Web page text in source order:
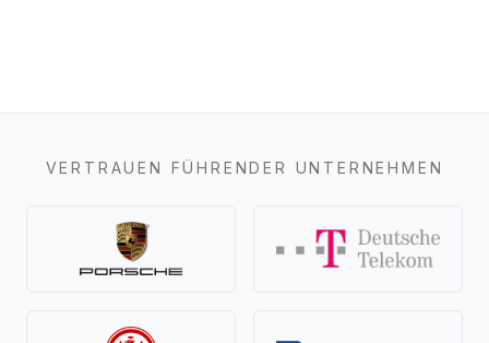
VERTRAUEN FÜHRENDER UNTERNEHMEN